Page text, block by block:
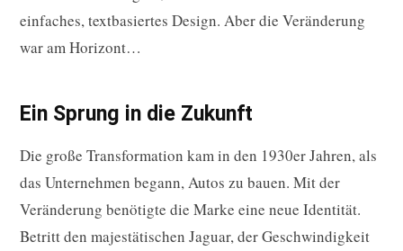
einfaches, textbasiertes Design. Aber die Veränderung
war am Horizont…
Ein Sprung in die Zukunft
Die große Transformation kam in den 1930er Jahren, als
das Unternehmen begann, Autos zu bauen. Mit der
Veränderung benötigte die Marke eine neue Identität.
Betritt den majestätischen Jaguar, der Geschwindigkeit